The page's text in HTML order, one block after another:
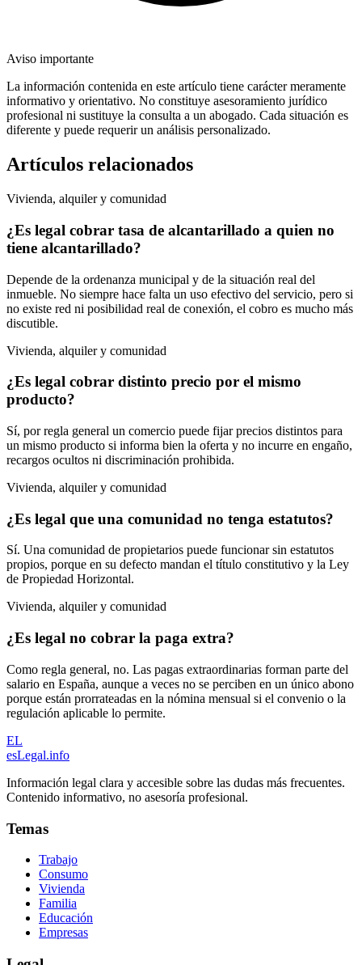
Aviso importante
La información contenida en este artículo tiene carácter meramente
informativo y orientativo. No constituye asesoramiento jurídico
profesional ni sustituye la consulta a un abogado. Cada situación es
diferente y puede requerir un análisis personalizado.
Artículos relacionados
Vivienda, alquiler y comunidad
¿Es legal cobrar tasa de alcantarillado a quien no
tiene alcantarillado?
Depende de la ordenanza municipal y de la situación real del
inmueble. No siempre hace falta un uso efectivo del servicio, pero si
no existe red ni posibilidad real de conexión, el cobro es mucho más
discutible.
Vivienda, alquiler y comunidad
¿Es legal cobrar distinto precio por el mismo
producto?
Sí, por regla general un comercio puede fijar precios distintos para
un mismo producto si informa bien la oferta y no incurre en engaño,
recargos ocultos ni discriminación prohibida.
Vivienda, alquiler y comunidad
¿Es legal que una comunidad no tenga estatutos?
Sí. Una comunidad de propietarios puede funcionar sin estatutos
propios, porque en su defecto mandan el título constitutivo y la Ley
de Propiedad Horizontal.
Vivienda, alquiler y comunidad
¿Es legal no cobrar la paga extra?
Como regla general, no. Las pagas extraordinarias forman parte del
salario en España, aunque a veces no se perciben en un único abono
porque están prorrateadas en la nómina mensual si el convenio o la
regulación aplicable lo permite.
EL
esLegal.info
Información legal clara y accesible sobre las dudas más frecuentes.
Contenido informativo, no asesoría profesional.
Temas
Trabajo
Consumo
Vivienda
Familia
Educación
Empresas